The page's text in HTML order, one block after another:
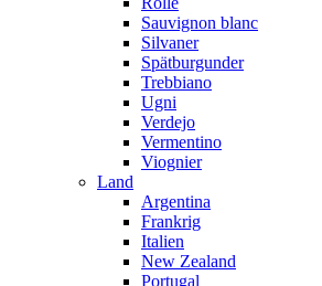
Sauvignon blanc
Silvaner
Spätburgunder
Trebbiano
Ugni
Verdejo
Vermentino
Viognier
Land
Argentina
Frankrig
Italien
New Zealand
Portugal